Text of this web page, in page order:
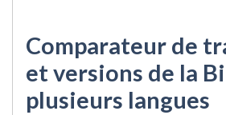
Comparateur de
et versions de la
plusieurs langues